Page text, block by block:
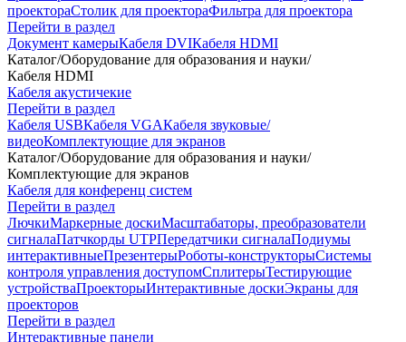
проектораСтолик для проектораФильтра для проектора
Перейти в раздел
Документ камерыКабеля DVIКабеля HDMI
Каталог/Оборудование для образования и науки/
Кабеля HDMI
Кабеля акустичекие
Перейти в раздел
Кабеля USBКабеля VGAКабеля звуковые/
видеоКомплектующие для экранов
Каталог/Оборудование для образования и науки/
Комплектующие для экранов
Кабеля для конференц систем
Перейти в раздел
ЛючкиМаркерные доскиМасштабаторы, преобразователи
сигналаПатчкорды UTPПередатчики сигналаПодиумы
интерактивныеПрезентерыРоботы-конструкторыСистемы
контроля управления доступомСплитерыТестирующие
устройстваПроекторыИнтерактивные доскиЭкраны для
проекторов
Перейти в раздел
Интерактивные панели